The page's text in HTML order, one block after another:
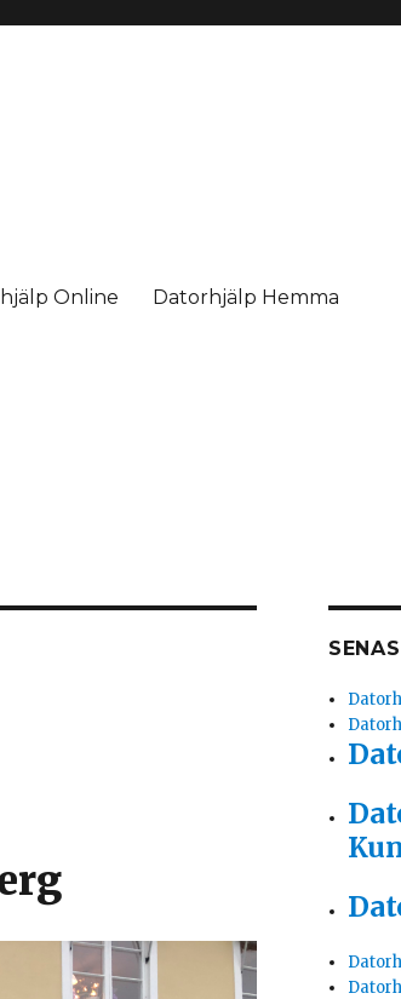
Online Datorhjälp Hemma